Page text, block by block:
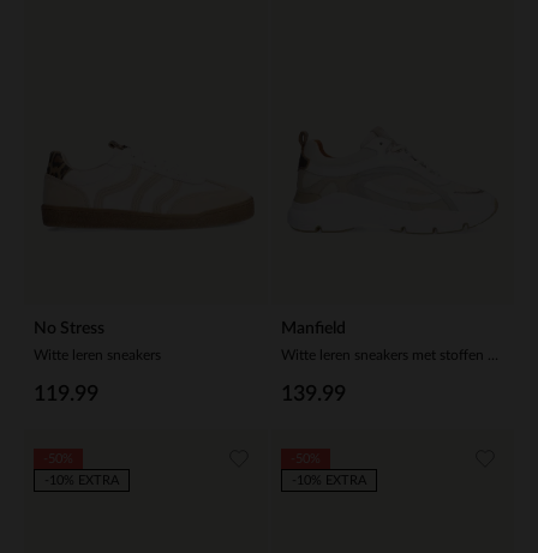
No Stress
Witte leren sneakers
119.99
Manfield
139.99
-10% EXTRA
-10% EXTRA